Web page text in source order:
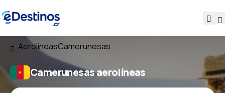
AerolíneasCamerunesas
Camerunesas aerolíneas